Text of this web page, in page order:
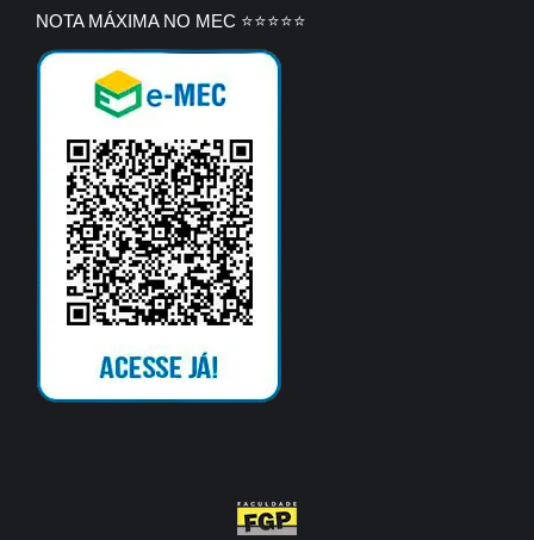
NOTA MÁXIMA NO MEC ⭐⭐⭐⭐⭐